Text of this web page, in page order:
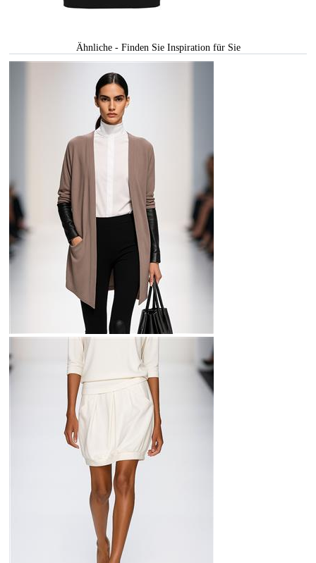
Ähnliche - Finden Sie Inspiration für Sie